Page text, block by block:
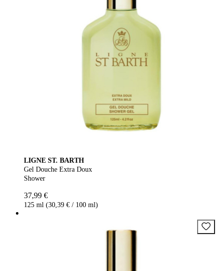
LIGNE ST. BARTH
Gel Douche Extra Doux
Shower
37,99 €
125 ml (30,39 € / 100 ml)